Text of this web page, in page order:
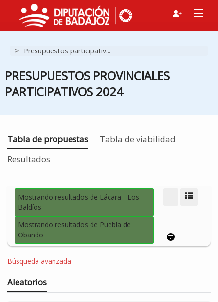
> Presupuestos participativ...
PRESUPUESTOS PROVINCIALES
PARTICIPATIVOS 2024
Estás en
Tabla de propuestas
Tabla de viabilidad
Resultados
Mostrando resultados de Lácara - Los
Baldíos
Mostrando resultados de Puebla de
Obando
Búsqueda avanzada
Aleatorios